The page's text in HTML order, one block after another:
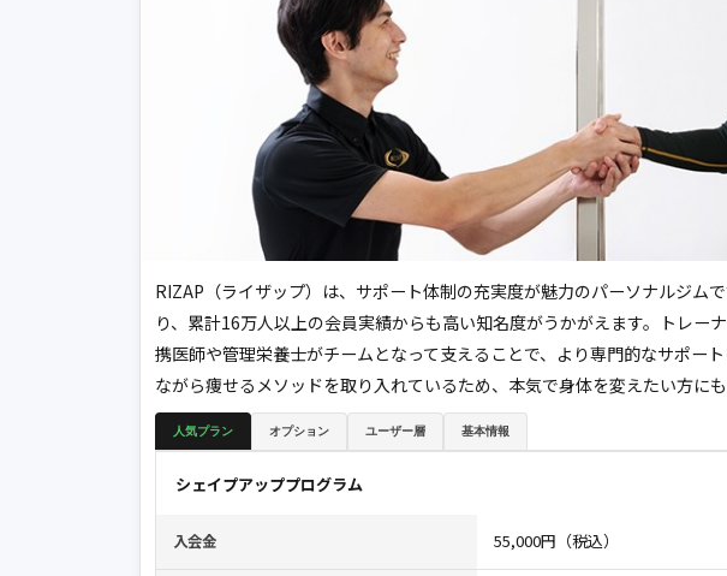
RIZAP（ライザップ）は、サポート体制の充実度が魅力のパーソナルジム
り、累計16万人以上の会員実績からも高い知名度がうかがえます。トレー
携医師や管理栄養士がチームとなって支えることで、より専門的なサポー
ながら痩せるメソッドを取り入れているため、本気で身体を変えたい方にも
人気プラン オプション ユーザー層 基本情報
シェイプアッププログラム
入会金 55,000円（税込）